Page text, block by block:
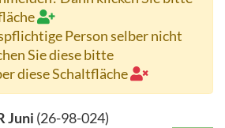
Person selber nicht
Sie diese bitte
diese Schaltfläche
Juni (26-98-024)